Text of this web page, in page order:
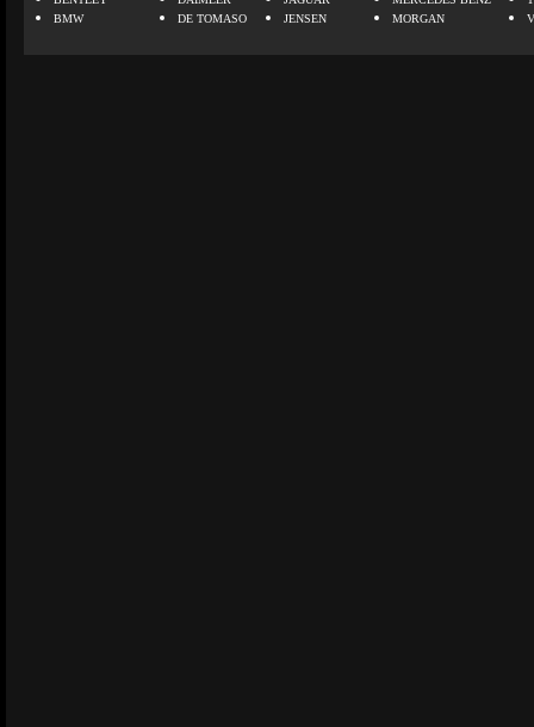
BMW
DE TOMASO
JENSEN
MORGAN